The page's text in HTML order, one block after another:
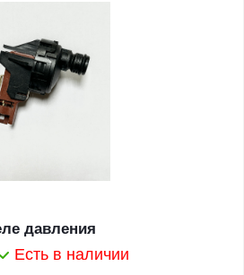
давления
Есть в наличии